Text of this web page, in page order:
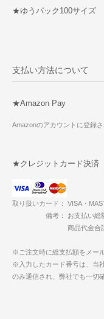
★ゆうパック100サイズ
支払い方法について
★Amazon Pay
Amazonのアカウントに登録
★クレジットカード決済
取り扱いカード： VISA・
備考： お支払い総額
商品代金合計（
※ご注文時に総支払額をメー
※入力したカード番号は、当
のみ通信され、弊社でも一切